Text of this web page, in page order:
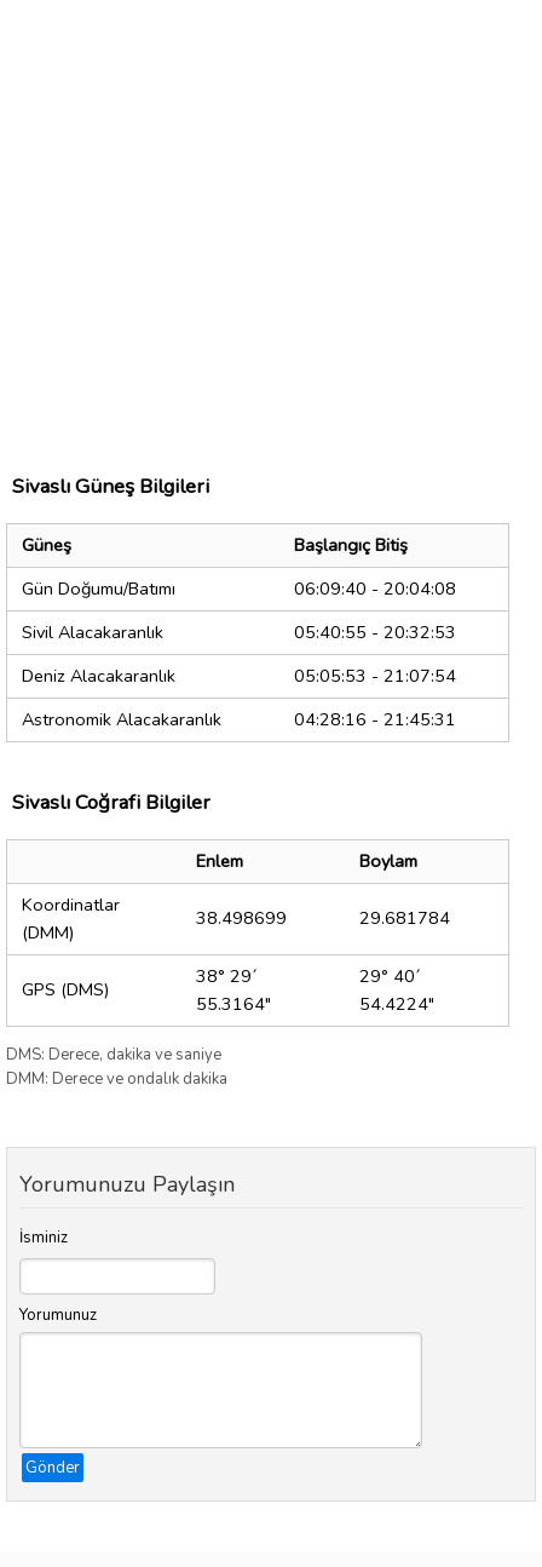
Sivaslı Güneş Bilgileri
Güneş
Başlangıç Bitiş
Gün Doğumu/Batımı
06:09:40 - 20:04:08
Sivil Alacakaranlık
05:40:55 - 20:32:53
Deniz Alacakaranlık
05:05:53 - 21:07:54
Astronomik Alacakaranlık
04:28:16 - 21:45:31
Sivaslı Coğrafi Bilgiler
Enlem
Boylam
Koordinatlar
(DMM)
38.498699 29.681784
GPS (DMS)
38° 29´
55.3164"
29° 40´
54.4224"
DMS: Derece, dakika ve saniye
DMM: Derece ve ondalık dakika
Yorumunuzu Paylaşın
İsminiz
Yorumunuz
Gönder